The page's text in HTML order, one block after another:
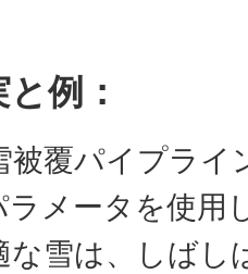
例：
覆パイプライ
ラメータを使
な雪は、しばし